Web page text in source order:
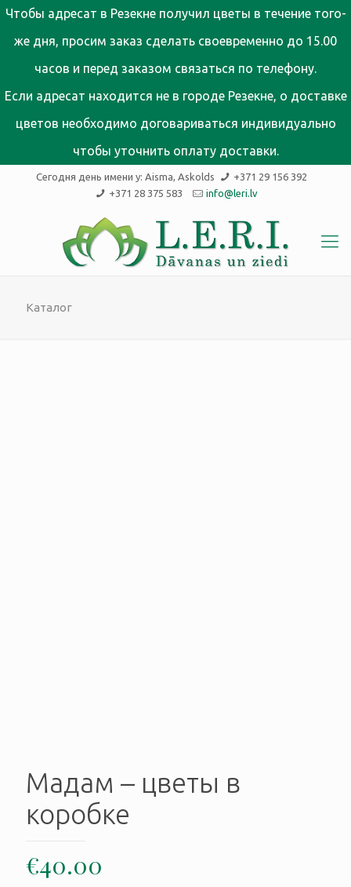
Чтобы адресат в Резекне получил цветы в течение того-
же дня, просим заказ сделать своевременно до 15.00
часов и перед заказом связаться по телефону.
Если адресат находится не в городе Резекне, о доставке
цветов необходимо договариваться индивидуально
чтобы уточнить оплату доставки.
Сегодня день имени у:Aisma, Askolds
+371 29 156 392
+371 28 375 583
info@leri.lv
Каталог
Мадам – цветы в
коробке
€40.00